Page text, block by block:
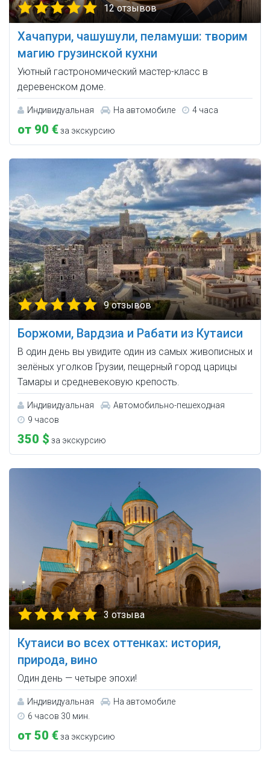
12 отзывов
Хачапури, чашушули, пеламуши: творим
магию грузинской кухни
Уютный гастрономический мастер-класс в
деревенском доме.
Индивидуальная На автомобиле 4 часа
от 90 €за экскурсию
9 отзывов
Боржоми, Вардзиа и Рабати из Кутаиси
В один день вы увидите один из самых живописных и
зелёных уголков Грузии, пещерный город царицы
Тамары и средневековую крепость.
Индивидуальная
Автомобильно-пешеходная
9 часов
350 $ за экскурсию
3 отзыва
Кутаиси во всех оттенках: история,
природа, вино
Один день — четыре эпохи!
Индивидуальная
На автомобиле
6 часов 30 мин.
от 50 €за экскурсию